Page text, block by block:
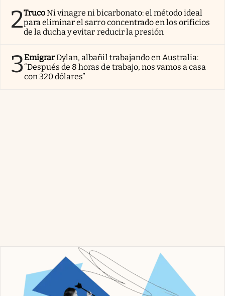
2TrucoNi vinagre ni bicarbonato: el método ideal
para eliminar el sarro concentrado en los orificios
de la ducha y evitar reducir la presión
3EmigrarDylan, albañil trabajando en Australia:
“Después de 8 horas de trabajo, nos vamos a casa
con 320 dólares”